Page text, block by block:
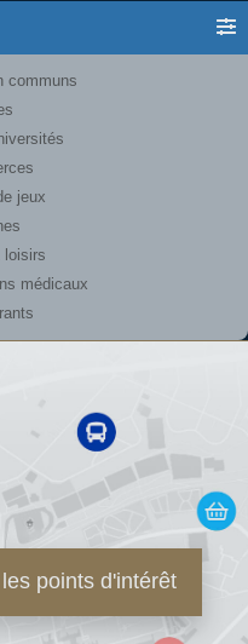
communs
jeux
loisirs
médicaux
points d'intérêt